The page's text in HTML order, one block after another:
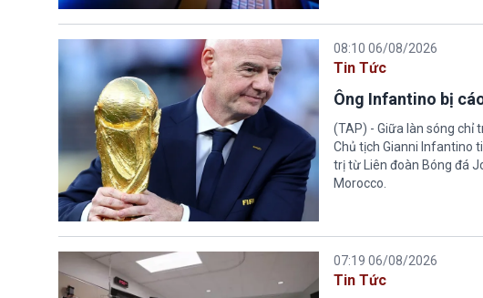
08:10 06/08/2026
Tin Tức
Ông Infantino bị
(TAP) - Giữa làn sóng chỉ
Chủ tịch Gianni Infantino
trị từ Liên đoàn Bóng đá
Morocco.
07:19 06/08/2026
Tin Tức